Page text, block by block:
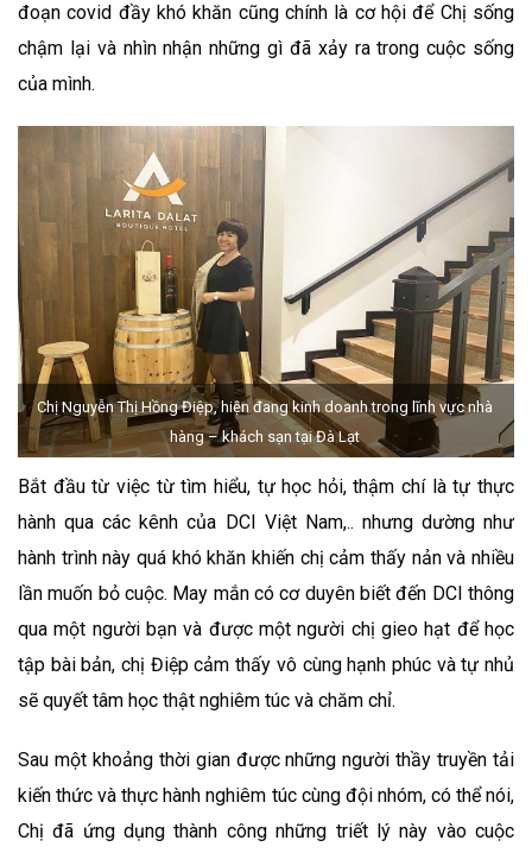
đoạn covid đầy khó khăn cũng chính là cơ hội để Chị sống
chậm lại và nhìn nhận những gì đã xảy ra trong cuộc sống
của mình.
Chị Nguyễn Thị Hồng Điệp, hiện đang kinh doanh trong lĩnh vực nhà
hàng – khách sạn tại Đà Lạt
Bắt đầu từ việc từ tìm hiểu, tự học hỏi, thậm chí là tự thực
hành qua các kênh của DCI Việt Nam,.. nhưng dường như
hành trình này quá khó khăn khiến chị cảm thấy nản và nhiều
lần muốn bỏ cuộc. May mắn có cơ duyên biết đến DCI thông
qua một người bạn và được một người chị gieo hạt để học
tập bài bản, chị Điệp cảm thấy vô cùng hạnh phúc và tự nhủ
sẽ quyết tâm học thật nghiêm túc và chăm chỉ.
Sau một khoảng thời gian được những người thầy truyền tải
kiến thức và thực hành nghiêm túc cùng đội nhóm, có thể nói,
Chị đã ứng dụng thành công những triết lý này vào cuộc